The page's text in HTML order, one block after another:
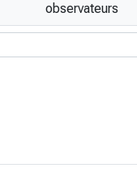
observateurs